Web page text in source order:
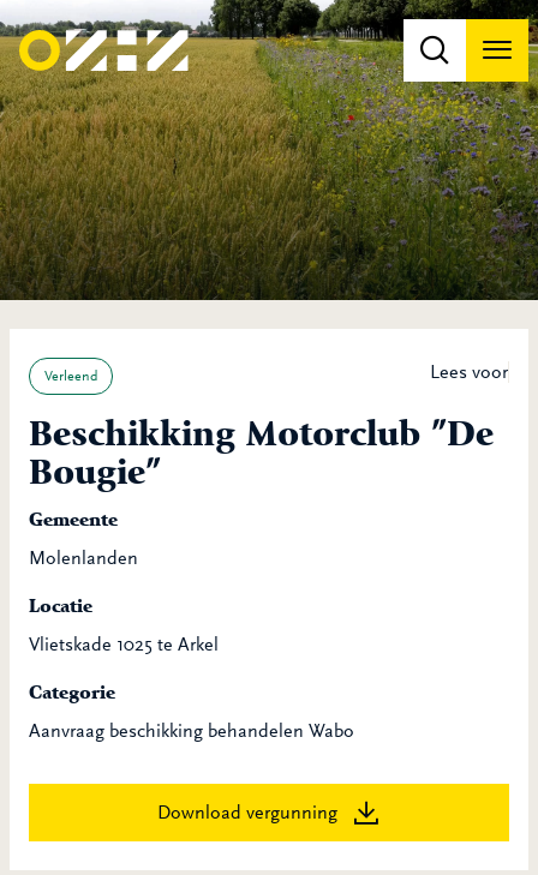
Lees voor
Verleend
Beschikking Motorclub ”De
Bougie”
Gemeente
Molenlanden
Locatie
Vlietskade 1025 te Arkel
Categorie
Aanvraag beschikking behandelen Wabo
Download vergunning